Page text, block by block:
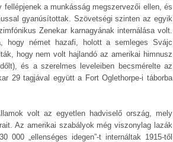
a munkásság megszervezői ellen, és
gyanúsítottak. Szövetségi szinten az egyik
Zenekar karnagyának internálása volt.
hogy német hazafi, holott a semleges Svájc
hogy nem volt hajlandó az amerikai himnusz
és a szerelmes leveleiben becsmérelte az
29 tagjával együtt a Fort Oglethorpe-i táborba
volt az egyetlen hadviselő ország, mely
Az amerikai szabályok még viszonylag lazák
„ellenséges idegen”-t internáltak 1915-től